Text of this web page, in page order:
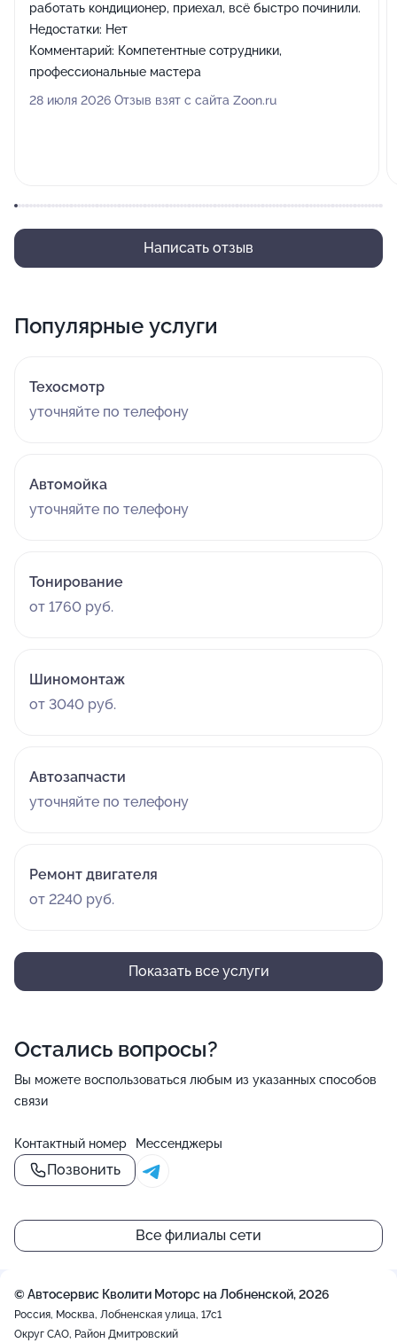
работать кондиционер, приехал, всё быстро починили.
Недостатки: Нет
Комментарий: Компетентные сотрудники,
профессиональные мастера
28 июля 2026 Отзыв взят с сайта Zoon.ru
Написать отзыв
Популярные услуги
Техосмотр
уточняйте по телефону
Автомойка
уточняйте по телефону
Тонирование
от 1760 руб.
Шиномонтаж
от 3040 руб.
Автозапчасти
уточняйте по телефону
Ремонт двигателя
от 2240 руб.
Показать все услуги
Остались вопросы?
Вы можете воспользоваться любым из указанных способов
связи
Контактный номер
Позвонить
Мессенджеры
Все филиалы сети
© Автосервис Кволити Моторс на Лобненской, 2026
Россия, Москва, Лобненская улица, 17с1
Округ САО, Район Дмитровский